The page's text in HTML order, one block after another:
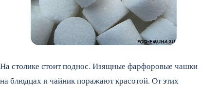
На столике стоит поднос. Изящные фарфоровые чашки
на блюдцах и чайник поражают красотой. От этих